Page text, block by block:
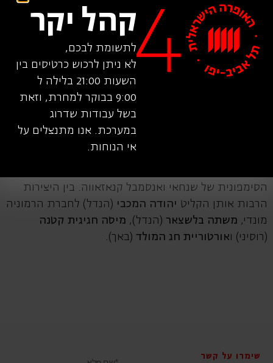
מוסיקה עכשווית. הוא מופיע כמנצח בפסטיבלים יוקרתיים
רבים כולל הלילות הלבנים בסט. פטרבורג, פסטיבל האביב
בפראג, פסטיבל ברוקנר הבינלאומי בלינץ, פסטיבל
המוסיקה של שטרסבורג, פסטיבל מוצרט בוירצבורג,
פסטיבל המוסיקה ביפן ופסטיבל בטהובן בוורשה. הוא ניצח
על תזמורות סימפוניות וקאמריות רבות כולל התזמורת
הסימפונית של במברג, התזמורת הפילהרמונית של צ'כיה,
התזמורת הסימפונית של פראג, התזמורת הקאמרית של
באזל, האנסמבל התזמורתי של פריס, תזמורת גולבנקיאן
הסימפונית של שנחאי ואנסמבל קנאזאווה. בין היצירות
הרבות אותן הקליט יהודה המכבי (הנדל) לחברת הרמוניה
מונדי, משתה בלשצאר(הנדל), מיסה חגיגית קטנה
(רוסיני) ואורטוריית חג המולד (באך).
שימרו על קשר
קהל יקר
לתשומת לבכם,
לא ניתן לרכוש כרטיסים בין
השעות 21:00 בלילה ל
9:00 בבוקר למחרת, וזאת
בשל עבודות שדרוג
במערכת. אנו מתנצלים על
אי הנוחות.